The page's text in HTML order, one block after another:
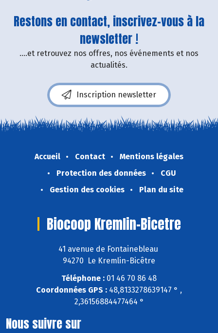
Restons en contact, inscrivez-vous à la
newsletter !
....et retrouvez nos offres, nos événements et nos
actualités.
Inscription newsletter
Accueil Contact
Mentions légales
Protection des données
CGU
Gestion des cookies
Plan du site
Biocoop Kremlin-Bicetre
41 avenue de Fontainebleau
94270 Le Kremlin-Bicêtre
Téléphone : 01 46 70 86 48
Coordonnées GPS : 48,8133278639147 ° ,
2,36156884477464 °
Nous suivre sur